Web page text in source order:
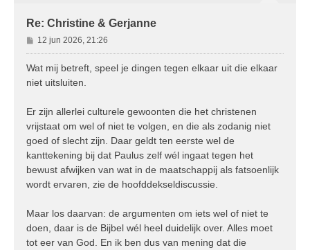
Re: Christine & Gerjanne
B
e
r
c
t
12 jun 2026, 21:26
Wat mij betreft, speel je dingen tegen elkaar uit die elkaar
niet uitsluiten.
Er zijn allerlei culturele gewoonten die het christenen
vrijstaat om wel of niet te volgen, en die als zodanig niet
goed of slecht zijn. Daar geldt ten eerste wel de
kanttekening bij dat Paulus zelf wél ingaat tegen het
bewust afwijken van wat in de maatschappij als fatsoenlijk
wordt ervaren, zie de hoofddekseldiscussie.
Maar los daarvan: de argumenten om iets wel of niet te
doen, daar is de Bijbel wél heel duidelijk over. Alles moet
tot eer van God. En ik ben dus van mening dat die